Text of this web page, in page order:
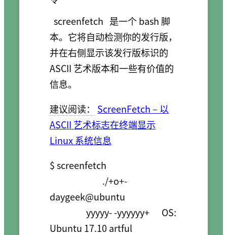
screenfetch 是一个 bash 脚
本。它将自动检测你的发行版，
并在右侧显示该发行版标识的
ASCII 艺术版本和一些有价值的
信息。
建议阅读：
ScreenFetch – 以
ASCII 艺术标志在终端显示
Linux 系统信息
$ screenfetch
daygeek@ubuntu
Ubuntu 17.10 artful